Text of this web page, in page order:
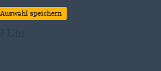
Auswahl speichern